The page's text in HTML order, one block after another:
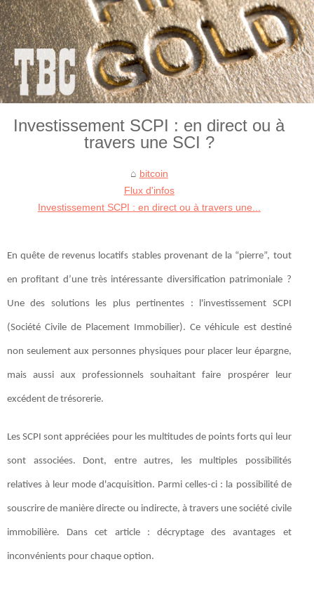
Investissement SCPI : en direct ou à
travers une SCI ?
bitcoin
Flux d'infos
Investissement SCPI : en direct ou à travers une...
En quête de revenus locatifs stables provenant de la “pierre”, tout
en profitant d’une très intéressante diversification patrimoniale ?
Une des solutions les plus pertinentes : l'investissement SCPI
(Société Civile de Placement Immobilier). Ce véhicule est destiné
non seulement aux personnes physiques pour placer leur épargne,
mais aussi aux professionnels souhaitant faire prospérer leur
excédent de trésorerie.
Les SCPI sont appréciées pour les multitudes de points forts qui leur
sont associées. Dont, entre autres, les multiples possibilités
relatives à leur mode d'acquisition. Parmi celles-ci : la possibilité de
souscrire de manière directe ou indirecte, à travers une société civile
immobilière. Dans cet article : décryptage des avantages et
inconvénients pour chaque option.